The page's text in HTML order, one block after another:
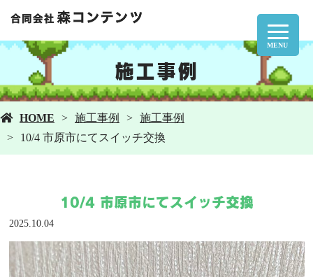
MENU
施工事例
HOME 施工事例
施工事例
10/4 市原市にてスイッチ交換
10/4 市原市にてスイッチ交換
2025.10.04